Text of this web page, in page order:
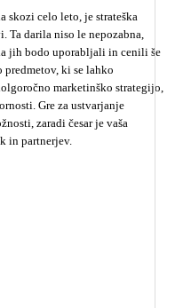
skozi celo leto, je strateška
Ta darila niso le nepozabna,
jih bodo uporabljali in cenili še
ki se lahko
marketinško strategijo,
Gre za ustvarjanje
zaradi česar je vaša
in partnerjev.